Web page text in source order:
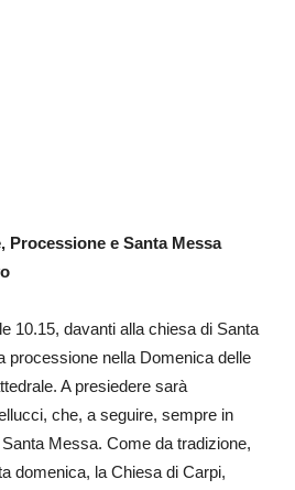
Processione e Santa Messa
10.15, davanti alla chiesa di Santa
processione nella Domenica delle
A presiedere sarà
che, a seguire, sempre in
Messa. Come da tradizione,
domenica, la Chiesa di Carpi,